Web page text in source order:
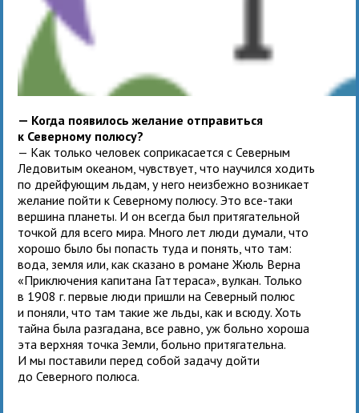
— Когда появилось желание отправиться
к Северному полюсу?
— Как только человек соприкасается с Северным
Ледовитым океаном, чувствует, что научился ходить
по дрейфующим льдам, у него неизбежно возникает
желание пойти к Северному полюсу. Это все-таки
вершина планеты. И он всегда был притягательной
точкой для всего мира. Много лет люди думали, что
хорошо было бы попасть туда и понять, что там:
вода, земля или, как сказано в романе Жюль Верна
«Приключения капитана Гаттераса», вулкан. Только
в 1908 г. первые люди пришли на Северный полюс
и поняли, что там такие же льды, как и всюду. Хоть
тайна была разгадана, все равно, уж больно хороша
эта верхняя точка Земли, больно притягательна.
И мы поставили перед собой задачу дойти
до Северного полюса.